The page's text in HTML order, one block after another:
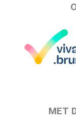
MET